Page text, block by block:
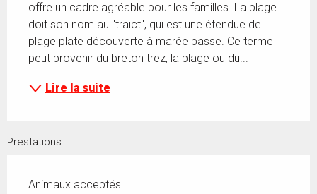
offre un cadre agréable pour les familles. La plage
doit son nom au "traict", qui est une étendue de
plage plate découverte à marée basse. Ce terme
peut provenir du breton trez, la plage ou du...
Lire la suite
Prestations
Animaux acceptés